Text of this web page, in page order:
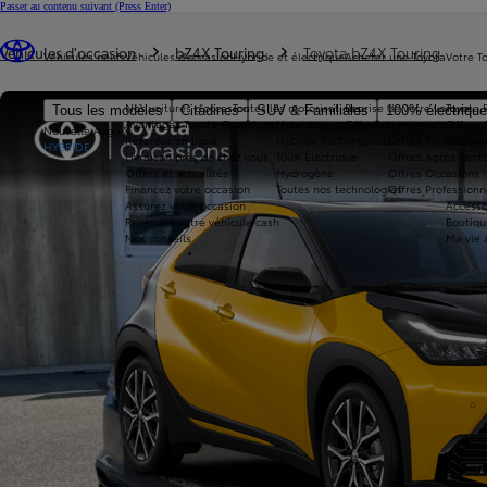
Passer au contenu suivant (Press Enter)
Véhicules neufs
Tous les modèles Citadines SUV & Familiales 100%
Nouvelle Aygo X
HYBRIDE
Véhicules d'occasion
Nos voitures d'occasion
Avantages Toyota Occasions
Réservez en ligne
Livraison près de chez vous
Offres et actualités
Financez votre occasion
Assurez votre occasion
Revendez votre véhicule cash
Nos conseils
Hybride et électrique
Toutes les motorisations
Hybride
Hydrogène
Toutes nos technologies
Acheter une Toyota
Reprise de votre voiture
Offres du moment
Offres Occasions
Offres
Votre
Toyota
Offres
Ma vie
Véhicules d'occasion bZ4X Touring Toyota bZ4X Touring